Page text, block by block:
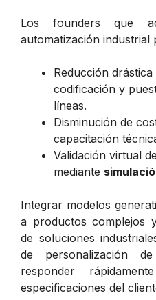
Los founders que
automatización industrial
Reducción
codificación y
líneas.
Disminución de
capacitación
Validación virtual
mediante
Integrar modelos
a productos complejos
de soluciones
de personalización
responder
especificaciones del